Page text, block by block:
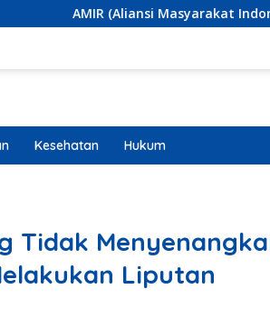
(Aliansi Masyarakat Indonesia Raya)
Kesehatan Hukum
Tidak
Liputan